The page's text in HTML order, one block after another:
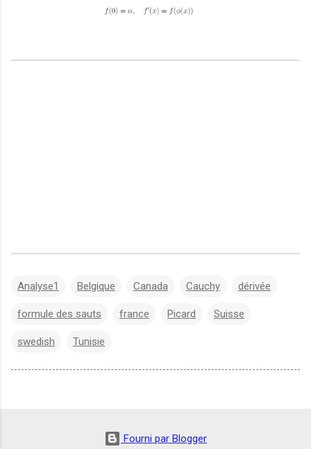
Analyse1 Belgique Canada Cauchy dérivée
formule des sauts france Picard Suisse
swedish Tunisie
Fourni par Blogger